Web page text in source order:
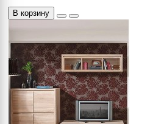
В корзину